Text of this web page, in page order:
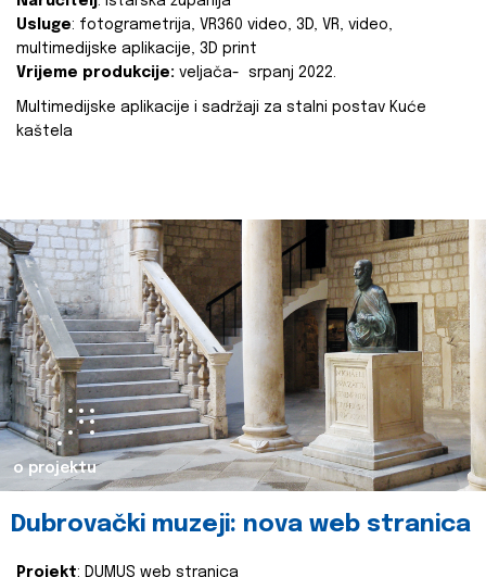
Usluge: fotogrametrija, VR360 video, 3D, VR, video,
multimedijske aplikacije, 3D print
Vrijeme produkcije: veljača- srpanj 2022.
Multimedijske aplikacije i sadržaji za stalni postav Kuće
kaštela
o projektu
Dubrovački muzeji: nova web stranica
Projekt: DUMUS web stranica